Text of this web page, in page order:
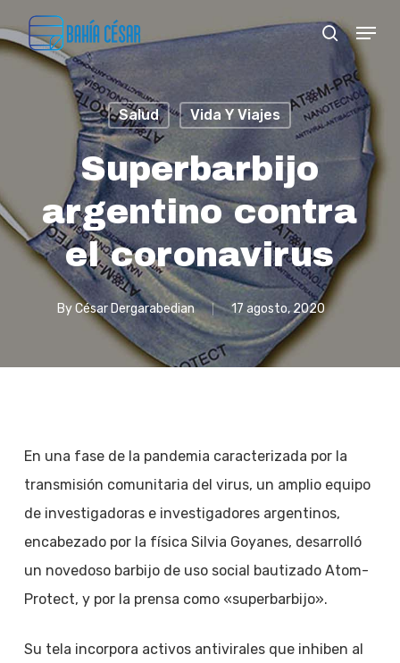
to
search
Menu
Salud Vida Y Viajes
Superbarbijo
argentino contra
el coronavirus
ByCésar Dergarabedian 17 agosto, 2020
En una fase de la pandemia caracterizada por la
transmisión comunitaria del virus, un amplio equipo
de investigadoras e investigadores argentinos,
encabezado por la física Silvia Goyanes, desarrolló
un novedoso barbijo de uso social bautizado Atom-
Protect, y por la prensa como «superbarbijo».
Su tela incorpora activos antivirales que inhiben al
Close
Menu